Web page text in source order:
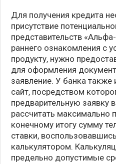
Для получения кредита
присутствие
представительств
раннего ознакомления с
продукту, нужно
для оформления
заявление. У банка
сайт, посредством
предварительную заявку
рассчитать максимально
конечному итогу сумму
ставки,
калькулятором.
предельно допустимые